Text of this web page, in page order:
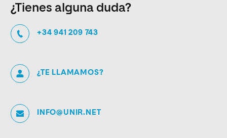
¿Tienes alguna duda?
+34 941 209 743
¿TE LLAMAMOS?
INFO@UNIR.NET